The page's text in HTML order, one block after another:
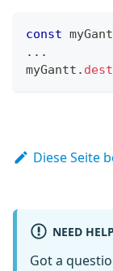
const
...
myGantt .
Diese Seite
NEED
Got a